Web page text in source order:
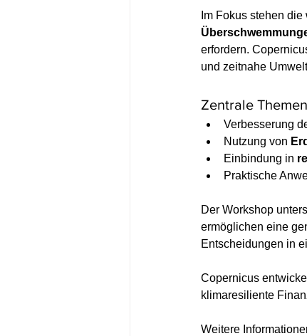
Im Fokus stehen
erfordern.
und zeitnahe
Zentrale
Verbesserung
Nutzung von
Einbindung in
Praktische
Der Workshop
ermöglichen eine
Entscheidungen in
Copernicus
klimaresiliente
Weitere